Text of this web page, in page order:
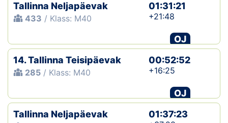
Koolitused
OTSI
Tallinna Neljapäevak
433 / Klass: M40
01:31:21
+21:48
OJ
14. Tallinna Teisipäevak
285 / Klass: M40
00:52:52
+16:25
OJ
Tallinna Neljapäevak
01:37:23